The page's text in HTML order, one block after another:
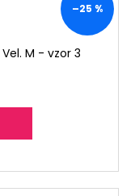
–25 %
M - vzor 3